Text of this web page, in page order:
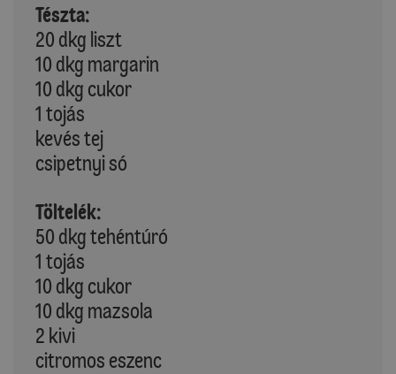
Tészta:
20 dkg liszt
10 dkg margarin
10 dkg cukor
1 tojás
kevés tej
csipetnyi só
Töltelék:
50 dkg tehéntúró
1 tojás
10 dkg cukor
10 dkg mazsola
2 kivi
citromos eszenc